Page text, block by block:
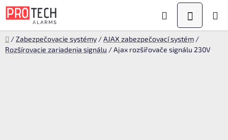
Prejsť
na
Hľadať
KOŠÍK
Domov
/Zabezpečovacie systémy /AJAX zabezpečovací systém /
Rozšírovacie zariadenia signálu /Ajax rozšiřovače signálu 230V